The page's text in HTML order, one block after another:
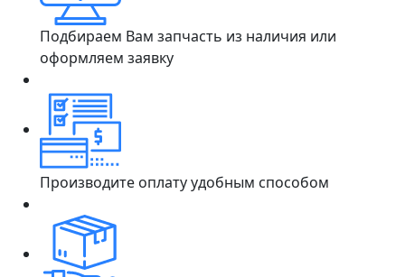
Подбираем Вам запчасть из наличия или
оформляем заявку
Производите оплату удобным способом